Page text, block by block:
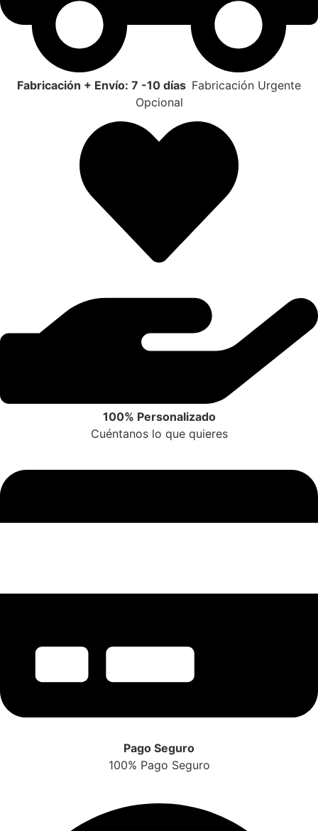
Fabricación + Envío: 7 -10 días Fabricación Urgente
Opcional
100% Personalizado
Cuéntanos lo que quieres
Pago Seguro
100% Pago Seguro